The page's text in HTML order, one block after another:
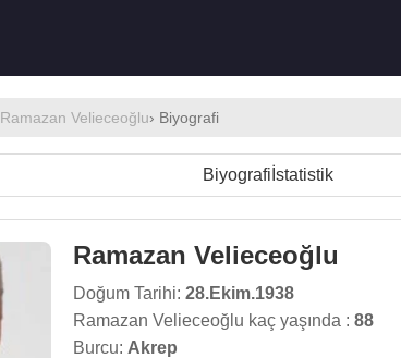
Ramazan Velieceoğlu› Biyografi
Biyografi İstatistik
Ramazan Velieceoğlu
Doğum Tarihi: 28.Ekim.1938
Ramazan Velieceoğlu kaç yaşında : 88
Burcu: Akrep